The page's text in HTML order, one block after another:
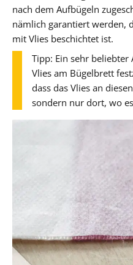
nach dem Aufbügeln
nämlich garantiert werden,
mit Vlies beschichtet ist.
Tipp: Ein sehr beliebter
Vlies am Bügelbrett
dass das Vlies an
sondern nur dort, wo